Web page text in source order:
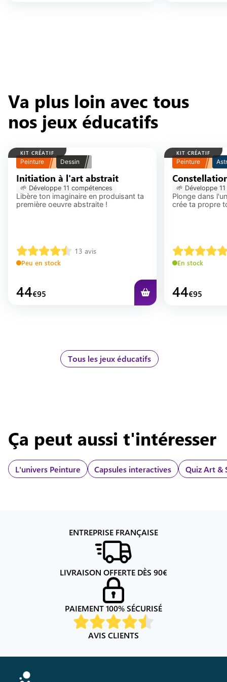
Va plus loin avec tous
nos jeux éducatifs
KIT CRÉATIF
Peinture Dessin
Initiation à l'art abstrait
🌱 Développe 11 compétences
Libère ton imaginaire en produisant ta
première oeuvre abstraite !
13 avis
Peu en stock
44€95
KIT CRÉATIF
Peinture
🌱 Développe 11
Plonge dans
crée ta propre
En stock
44€95
Tous les jeux éducatifs
Ça peut aussi t'intéresser
L'univers Peinture Capsules interactives Quiz Art &
ENTREPRISE FRANÇAISE
LIVRAISON OFFERTE DÈS 90€
PAIEMENT 100% SÉCURISÉ
AVIS CLIENTS